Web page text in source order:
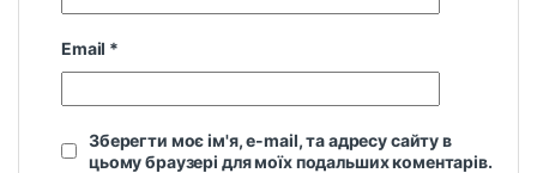
Email *
Зберегти моє ім'я, e-mail, та адресу сайту в
цьому браузері для моїх подальших коментарів.